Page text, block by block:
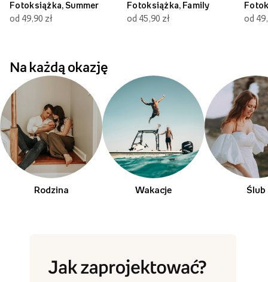
Fotoksiążka, Summer
od 49,90 zł
Fotoksiążka, Family
od 45,90 zł
od
Na każdą okazję
Rodzina Wakacje Ślub